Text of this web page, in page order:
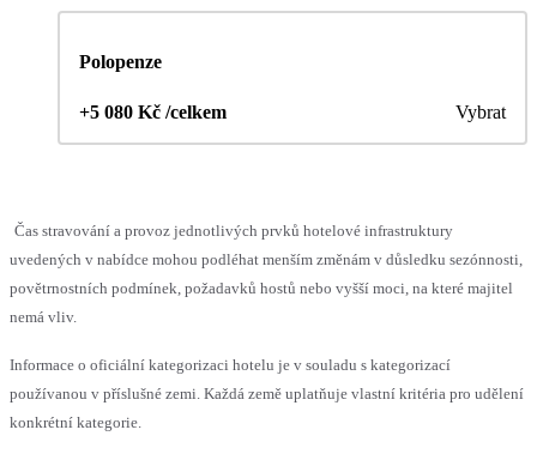
Polopenze
+5 080 Kč /celkem Vybrat
Čas stravování a provoz jednotlivých prvků hotelové infrastruktury
uvedených v nabídce mohou podléhat menším změnám v důsledku sezónnosti,
povětrnostních podmínek, požadavků hostů nebo vyšší moci, na které majitel
nemá vliv.
Informace o oficiální kategorizaci hotelu je v souladu s kategorizací
používanou v příslušné zemi. Každá země uplatňuje vlastní kritéria pro udělení
konkrétní kategorie.